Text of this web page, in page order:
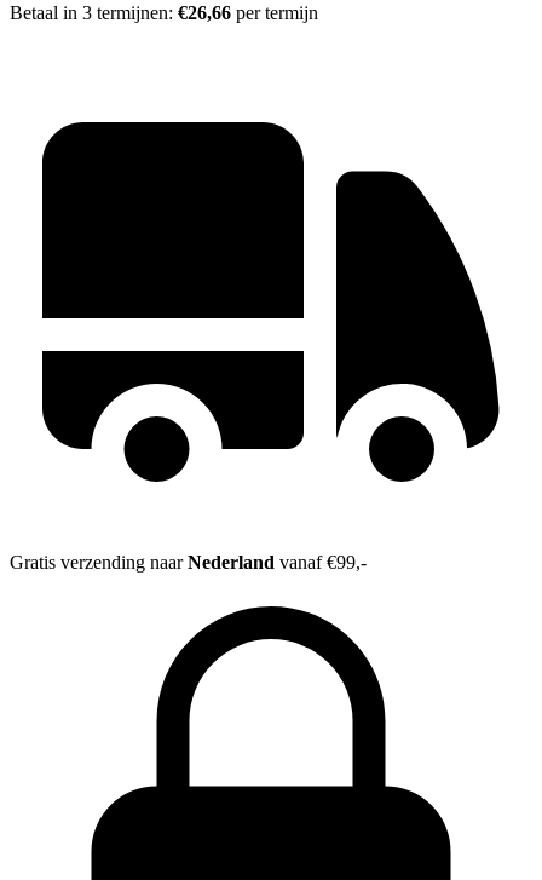
Betaal in 3 termijnen: €26,66 per termijn
Gratis verzending naarNederland vanaf €99,-